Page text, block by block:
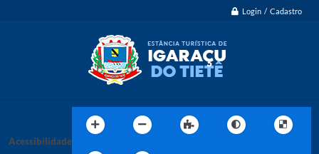
Login / Cadastro
Acessibilidade